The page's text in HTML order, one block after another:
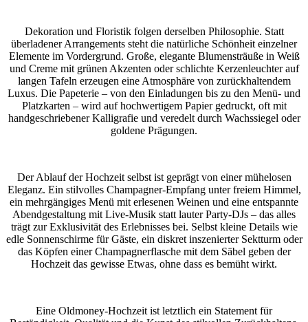
Dekoration und Floristik folgen derselben Philosophie. Statt
überladener Arrangements steht die natürliche Schönheit einzelner
Elemente im Vordergrund. Große, elegante Blumensträuße in Weiß
und Creme mit grünen Akzenten oder schlichte Kerzenleuchter auf
langen Tafeln erzeugen eine Atmosphäre von zurückhaltendem
Luxus. Die Papeterie – von den Einladungen bis zu den Menü- und
Platzkarten – wird auf hochwertigem Papier gedruckt, oft mit
handgeschriebener Kalligrafie und veredelt durch Wachssiegel oder
goldene Prägungen.
Der Ablauf der Hochzeit selbst ist geprägt von einer mühelosen
Eleganz. Ein stilvolles Champagner-Empfang unter freiem Himmel,
ein mehrgängiges Menü mit erlesenen Weinen und eine entspannte
Abendgestaltung mit Live-Musik statt lauter Party-DJs – das alles
trägt zur Exklusivität des Erlebnisses bei. Selbst kleine Details wie
edle Sonnenschirme für Gäste, ein diskret inszenierter Sektturm oder
das Köpfen einer Champagnerflasche mit dem Säbel geben der
Hochzeit das gewisse Etwas, ohne dass es bemüht wirkt.
Eine Oldmoney-Hochzeit ist letztlich ein Statement für